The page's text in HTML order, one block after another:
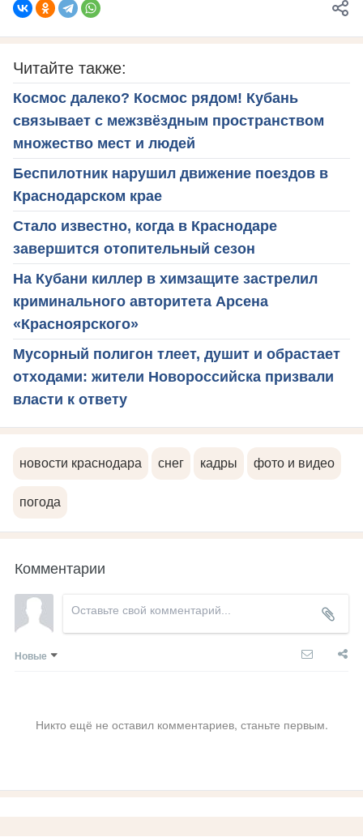
Читайте также:
Космос далеко? Космос рядом! Кубань
связывает с межзвёздным пространством
множество мест и людей
Беспилотник нарушил движение поездов в
Краснодарском крае
Стало известно, когда в Краснодаре
завершится отопительный сезон
На Кубани киллер в химзащите застрелил
криминального авторитета Арсена
«Красноярского»
Мусорный полигон тлеет, душит и обрастает
отходами: жители Новороссийска призвали
власти к ответу
новости краснодара снег кадры фото и видео
погода
Комментарии
Новые
Никто ещё не оставил комментариев, станьте первым.